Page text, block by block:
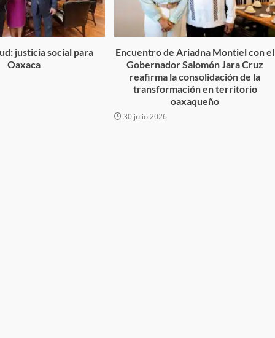
justicia social para
Oaxaca
Encuentro de Ariadna Montiel con el
Gobernador Salomón Jara Cruz
reafirma la consolidación de la
transformación en territorio
oaxaqueño
30 julio 2026
organizada y contrabando
admin 16 julio 2026